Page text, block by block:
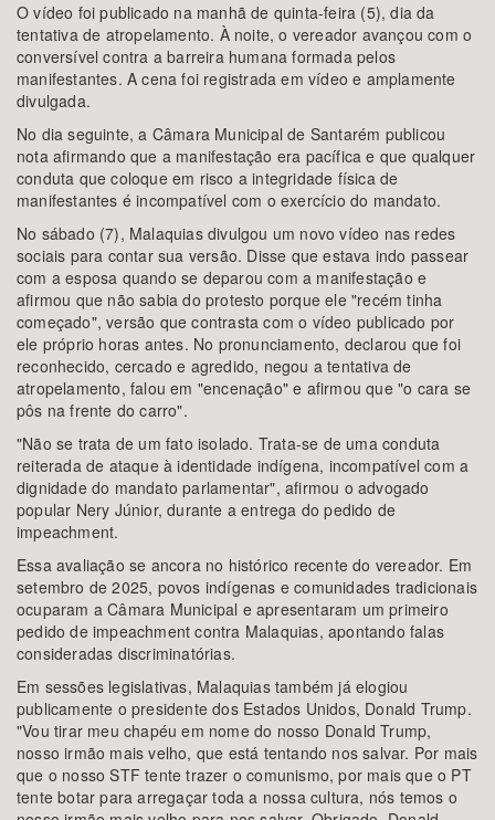
O vídeo foi publicado na manhã de quinta-feira (5), dia da
tentativa de atropelamento. À noite, o vereador avançou com o
conversível contra a barreira humana formada pelos
manifestantes. A cena foi registrada em vídeo e amplamente
divulgada.
No dia seguinte, a Câmara Municipal de Santarém publicou
nota afirmando que a manifestação era pacífica e que qualquer
conduta que coloque em risco a integridade física de
manifestantes é incompatível com o exercício do mandato.
No sábado (7), Malaquias divulgou um novo vídeo nas redes
sociais para contar sua versão. Disse que estava indo passear
com a esposa quando se deparou com a manifestação e
afirmou que não sabia do protesto porque ele "recém tinha
começado", versão que contrasta com o vídeo publicado por
ele próprio horas antes. No pronunciamento, declarou que foi
reconhecido, cercado e agredido, negou a tentativa de
atropelamento, falou em "encenação" e afirmou que "o cara se
pôs na frente do carro".
"Não se trata de um fato isolado. Trata-se de uma conduta
reiterada de ataque à identidade indígena, incompatível com a
dignidade do mandato parlamentar", afirmou o advogado
popular Nery Júnior, durante a entrega do pedido de
impeachment.
Essa avaliação se ancora no histórico recente do vereador. Em
setembro de 2025, povos indígenas e comunidades tradicionais
ocuparam a Câmara Municipal e apresentaram um primeiro
pedido de impeachment contra Malaquias, apontando falas
consideradas discriminatórias.
Em sessões legislativas, Malaquias também já elogiou
publicamente o presidente dos Estados Unidos, Donald Trump.
"Vou tirar meu chapéu em nome do nosso Donald Trump,
nosso irmão mais velho, que está tentando nos salvar. Por mais
que o nosso STF tente trazer o comunismo, por mais que o PT
tente botar para arregaçar toda a nossa cultura, nós temos o